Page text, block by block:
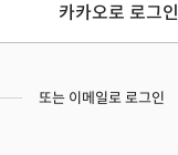
카카오로 로그인
또는 이메일로 로그인